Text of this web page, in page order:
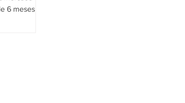
6 meses